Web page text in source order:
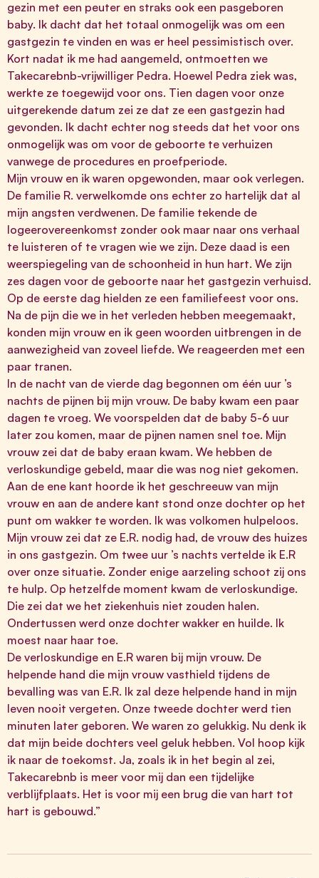
gezin met een peuter en straks ook een pasgeboren
baby. Ik dacht dat het totaal onmogelijk was om een
gastgezin te vinden en was er heel pessimistisch over.
Kort nadat ik me had aangemeld, ontmoetten we
Takecarebnb-vrijwilliger Pedra. Hoewel Pedra ziek was,
werkte ze toegewijd voor ons. Tien dagen voor onze
uitgerekende datum zei ze dat ze een gastgezin had
gevonden. Ik dacht echter nog steeds dat het voor ons
onmogelijk was om voor de geboorte te verhuizen
vanwege de procedures en proefperiode.
Mijn vrouw en ik waren opgewonden, maar ook verlegen.
De familie R. verwelkomde ons echter zo hartelijk dat al
mijn angsten verdwenen. De familie tekende de
logeerovereenkomst zonder ook maar naar ons verhaal
te luisteren of te vragen wie we zijn. Deze daad is een
weerspiegeling van de schoonheid in hun hart. We zijn
zes dagen voor de geboorte naar het gastgezin verhuisd.
Op de eerste dag hielden ze een familiefeest voor ons.
Na de pijn die we in het verleden hebben meegemaakt,
konden mijn vrouw en ik geen woorden uitbrengen in de
aanwezigheid van zoveel liefde. We reageerden met een
paar tranen.
In de nacht van de vierde dag begonnen om één uur ’s
nachts de pijnen bij mijn vrouw. De baby kwam een paar
dagen te vroeg. We voorspelden dat de baby 5-6 uur
later zou komen, maar de pijnen namen snel toe. Mijn
vrouw zei dat de baby eraan kwam. We hebben de
verloskundige gebeld, maar die was nog niet gekomen.
Aan de ene kant hoorde ik het geschreeuw van mijn
vrouw en aan de andere kant stond onze dochter op het
punt om wakker te worden. Ik was volkomen hulpeloos.
Mijn vrouw zei dat ze E.R. nodig had, de vrouw des huizes
in ons gastgezin. Om twee uur ’s nachts vertelde ik E.R
over onze situatie. Zonder enige aarzeling schoot zij ons
te hulp. Op hetzelfde moment kwam de verloskundige.
Die zei dat we het ziekenhuis niet zouden halen.
Ondertussen werd onze dochter wakker en huilde. Ik
moest naar haar toe.
De verloskundige en E.R waren bij mijn vrouw. De
helpende hand die mijn vrouw vasthield tijdens de
bevalling was van E.R. Ik zal deze helpende hand in mijn
leven nooit vergeten. Onze tweede dochter werd tien
minuten later geboren. We waren zo gelukkig. Nu denk ik
dat mijn beide dochters veel geluk hebben. Vol hoop kijk
ik naar de toekomst. Ja, zoals ik in het begin al zei,
Takecarebnb is meer voor mij dan een tijdelijke
verblijfplaats. Het is voor mij een brug die van hart tot
hart is gebouwd.”